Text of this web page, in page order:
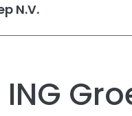
N.V.